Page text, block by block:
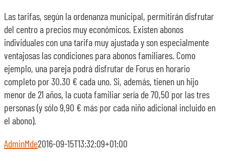
Las tarifas, según la ordenanza municipal, permitirán disfrutar
del centro a precios muy económicos. Existen abonos
individuales con una tarifa muy ajustada y son especialmente
ventajosas las condiciones para abonos familiares. Como
ejemplo, una pareja podrá disfrutar de Forus en horario
completo por 30.30 € cada uno. Si, además, tienen un hijo
menor de 21 años, la cuota familiar sería de 70,50 por las tres
personas (y sólo 9,90 € más por cada niño adicional incluido en
el abono).
AdminMde2016-09-15T13:32:09+01:00